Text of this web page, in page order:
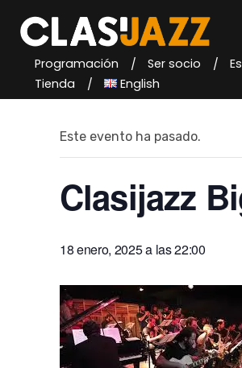
content
Programación Ser socio
Tienda
English
« Todos los Eventos
Este evento ha pasado.
Clasijazz
18 enero, 2025 a las 22:00